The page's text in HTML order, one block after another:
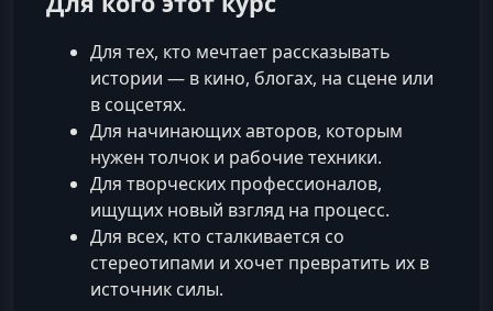
Для тех, кто мечтает рассказывать
истории — в кино, блогах, на сцене или
в соцсетях.
Для начинающих авторов, которым
нужен толчок и рабочие техники.
Для творческих профессионалов,
ищущих новый взгляд на процесс.
Для всех, кто сталкивается со
стереотипами и хочет превратить их в
источник силы.